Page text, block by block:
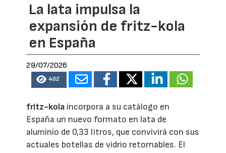
La lata impulsa la
expansión de fritz-kola
en España
29/07/2026
402
fritz-kola incorpora a su catálogo en
España un nuevo formato en lata de
aluminio de 0,33 litros, que convivirá con sus
actuales botellas de vidrio retornables. El